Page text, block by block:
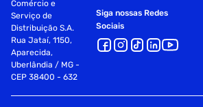
Comércio e
Serviço de
Distribuição S.A.
Rua Jataí, 1150,
Aparecida,
Uberlândia / MG -
CEP 38400 - 632
Siga nossas Redes
Sociais